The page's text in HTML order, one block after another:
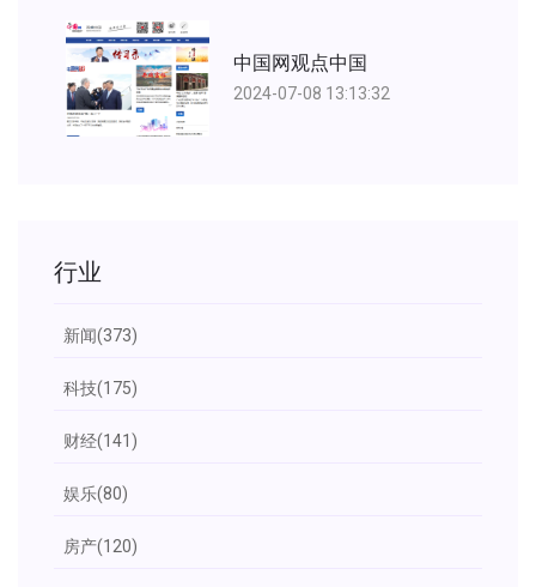
中国网观点中国
2024-07-08 13:13:32
行业
新闻(373)
科技(175)
财经(141)
娱乐(80)
房产(120)